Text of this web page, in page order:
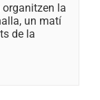
organitzen la
un matí
de la